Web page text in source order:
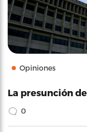
Opiniones
La presunción
0